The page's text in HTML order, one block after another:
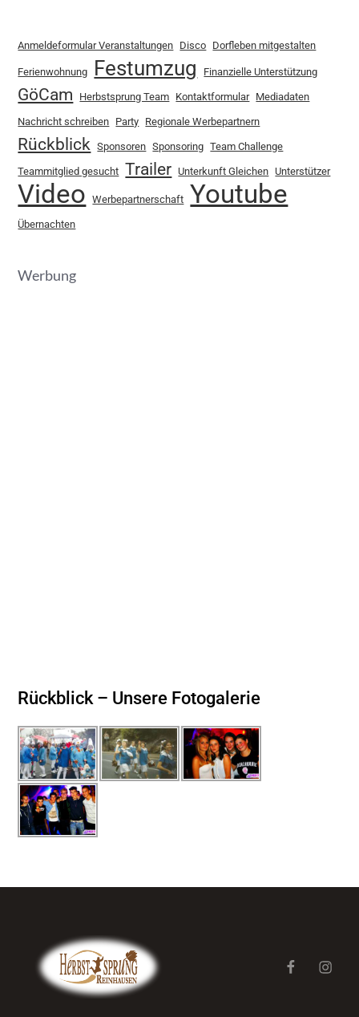
Anmeldeformular Veranstaltungen Disco Dorfleben mitgestalten
Ferienwohnung Festumzug Finanzielle Unterstützung
GöCam Herbstsprung Team Kontaktformular Mediadaten
Nachricht schreiben Party Regionale Werbepartnern
Rückblick Sponsoren Sponsoring Team Challenge
Teammitglied gesucht Trailer Unterkunft Gleichen Unterstützer
Video Werbepartnerschaft Youtube
Übernachten
Werbung
Rückblick – Unsere Fotogalerie